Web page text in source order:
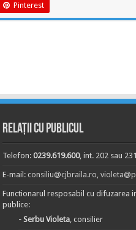
Pinterest
Relații cu publicul
Telefon: 0239.619.600, int. 202 sau 231
E-mail: consiliu@cjbraila.ro,
Functionarul resposabil cu difuzarea
publice:
- Serbu Violeta, consilier